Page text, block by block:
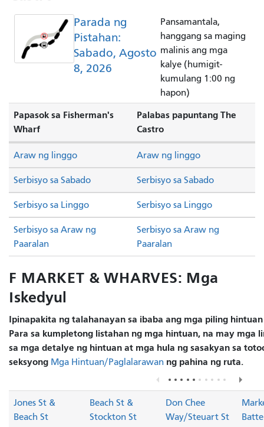
Parada ng
Pistahan:
Sabado, Agosto
8, 2026
Pansamantala,
hanggang sa maging
malinis ang mga
kalye (humigit-
kumulang 1:00 ng
hapon)
Papasok sa Fisherman's
Wharf
Palabas papuntang The
Castro
Serbisyo sa Sabado Serbisyo sa Sabado
Serbisyo sa Linggo Serbisyo sa Linggo
Araw ng linggo Araw ng linggo
Serbisyo sa Araw ng
Paaralan
Serbisyo sa Araw ng
Paaralan
F MARKET & WHARVES: Mga
Iskedyul
Ipinapakita ng talahanayan sa ibaba ang mga piling
Para sa kumpletong listahan ng mga hintuan, na may mga
sa mga detalye ng hintuan at mga hula ng sasakyan sa
seksyong Mga Hintuan/Paglalarawan ng pahina ng ruta.
Jones St &
Beach St
Beach St &
Stockton St
Don Chee
Way/Steuart St